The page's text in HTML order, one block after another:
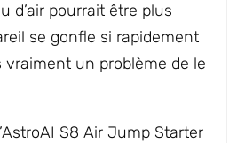
d’air pourrait être plus
se gonfle si rapidement
vraiment un problème de le
S8 Air Jump Starter